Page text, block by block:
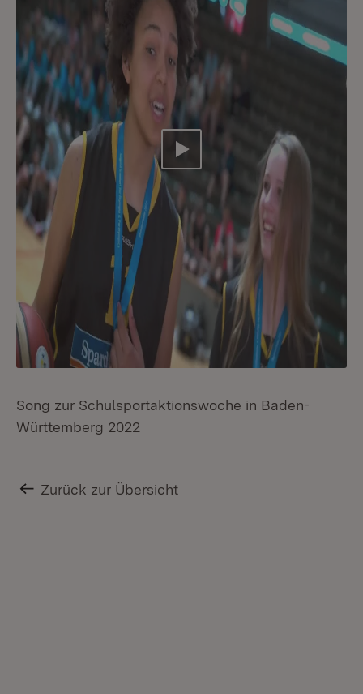
Video abspielen
Song zur Schulsportaktionswoche in Baden-
Württemberg 2022
Zurück zur Übersicht